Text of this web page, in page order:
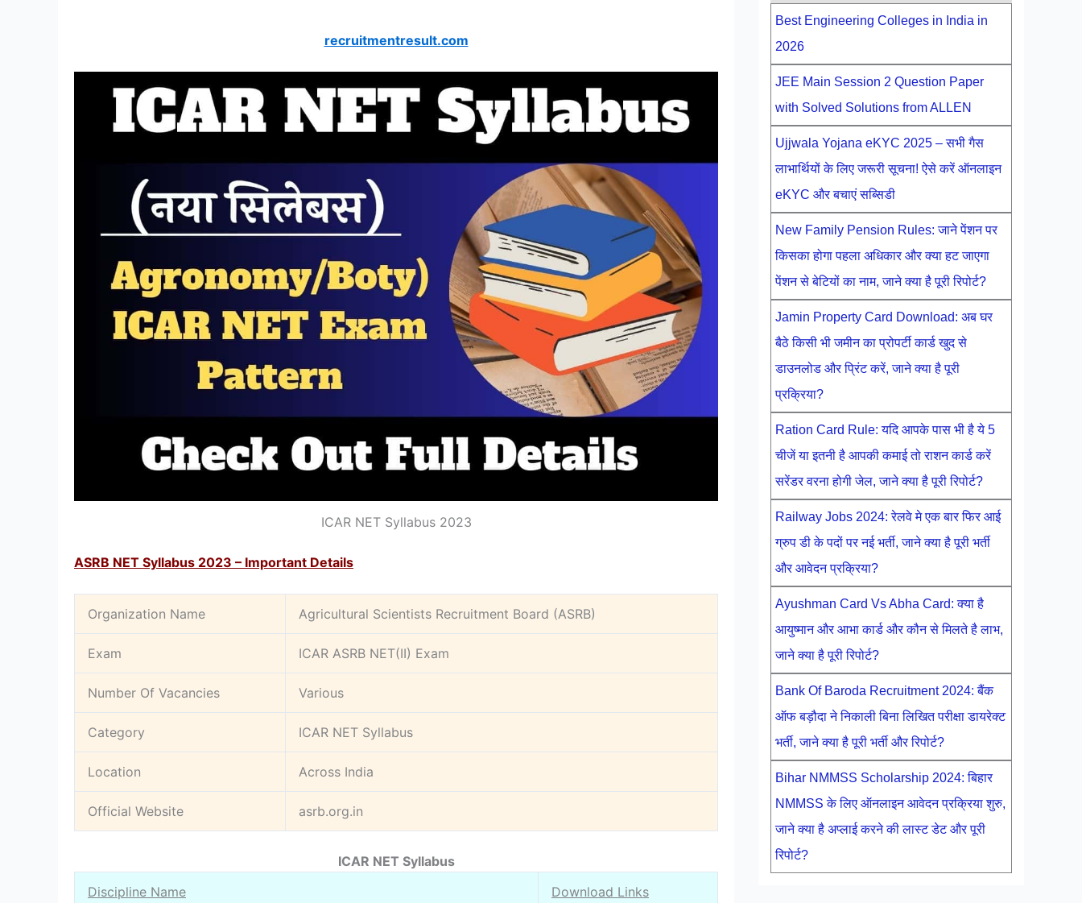
recruitmentresult.com
ICAR NET Syllabus 2023
ASRB NET Syllabus 2023 – Important Details
Organization Name Agricultural Scientists Recruitment Board (ASRB)
Exam ICAR ASRB NET(II) Exam
Number Of Vacancies Various
Category ICAR NET Syllabus
Location Across India
Official Website asrb.org.in
ICAR NET Syllabus
Discipline Name
Download Links
Best Engineering Colleges in India in
2026
JEE Main Session 2 Question Paper
with Solved Solutions from ALLEN
Ujjwala Yojana eKYC 2025 – सभी गैस
लाभार्थियों के लिए जरूरी सूचना! ऐसे करें ऑनलाइन
eKYC और बचाएं सब्सिडी
New Family Pension Rules: जाने पेंशन पर
किसका होगा पहला अधिकार और क्या हट जाएगा
पेंशन से बेटियों का नाम, जाने क्या है पूरी रिपोर्ट?
Jamin Property Card Download: अब घर
बैठे किसी भी जमीन का प्रोपर्टी कार्ड खुद से
डाउनलोड और प्रिंट करें, जाने क्या है पूरी
प्रक्रिया?
Ration Card Rule: यदि आपके पास भी है ये 5
चीजें या इतनी है आपकी कमाई तो राशन कार्ड करें
सरेंडर वरना होगी जेल, जाने क्या है पूरी रिपोर्ट?
Railway Jobs 2024: रेलवे मे एक बार फिर आई
ग्रुप डी के पदों पर नई भर्ती, जाने क्या है पूरी भर्ती
और आवेदन प्रक्रिया?
Ayushman Card Vs Abha Card: क्या है
आयुष्मान और आभा कार्ड और कौन से मिलते है लाभ,
जाने क्या है पूरी रिपोर्ट?
Bank Of Baroda Recruitment 2024: बैंक
ऑफ बड़ौदा ने निकाली बिना लिखित परीक्षा डायरेक्ट
भर्ती, जाने क्या है पूरी भर्ती और रिपोर्ट?
Bihar NMMSS Scholarship 2024: बिहार
NMMSS के लिए ऑनलाइन आवेदन प्रक्रिया शुरु,
जाने क्या है अप्लाई करने की लास्ट डेट और पूरी
रिपोर्ट?